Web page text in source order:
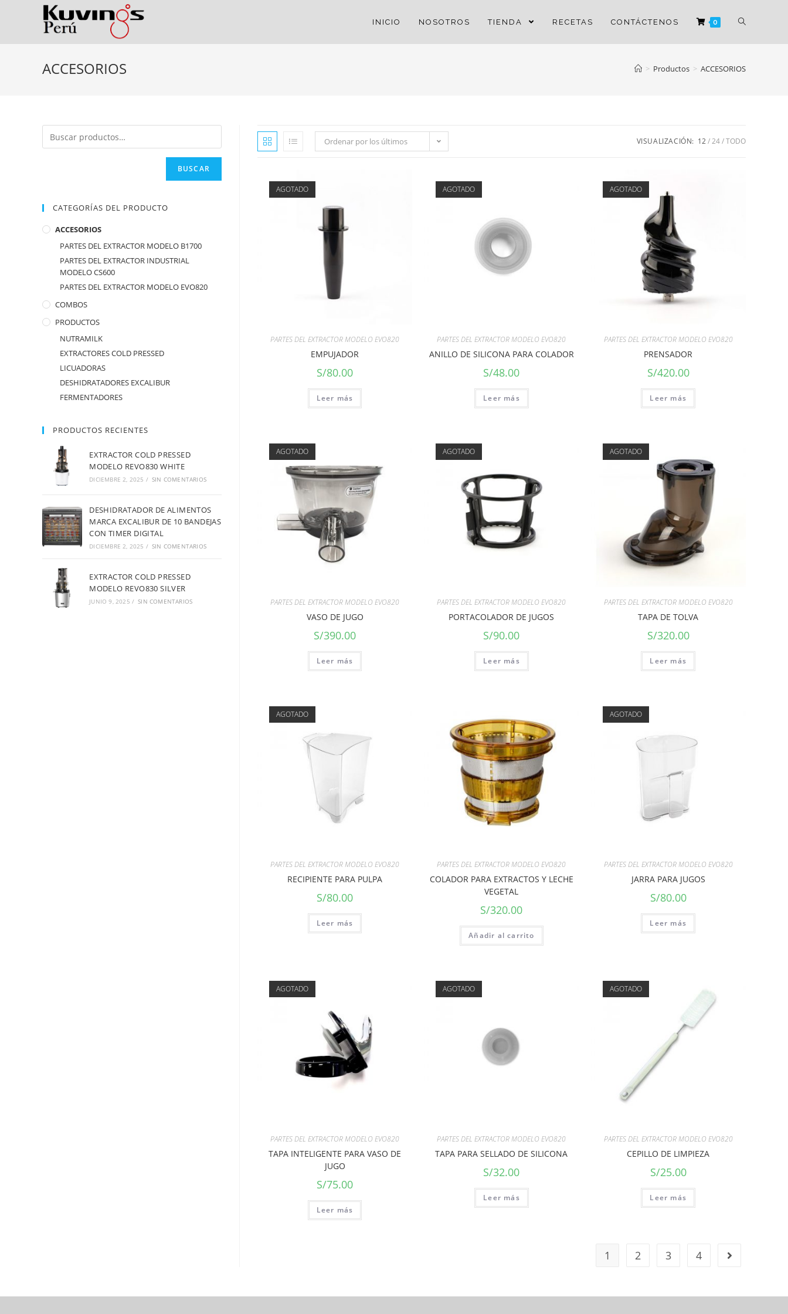
INICIO NOSOTROS TIENDA RECETAS CONTÁCTENOS 0
ACCESORIOS > Productos > ACCESORIOS
Ordenar por los últimos VISUALIZACIÓN: 12 24 TODO
AGOTADO
PARTES DEL EXTRACTOR MODELO EVO820
EMPUJADOR
S/80.00
Leer más
AGOTADO
PARTES DEL EXTRACTOR MODELO EVO820
ANILLO DE SILICONA PARA COLADOR
S/48.00
Leer más
AGOTADO
PARTES DEL EXTRACTOR MODELO EVO820
PRENSADOR
S/420.00
Leer más
AGOTADO
PARTES DEL EXTRACTOR MODELO EVO820
VASO DE JUGO
S/390.00
Leer más
AGOTADO
PARTES DEL EXTRACTOR MODELO EVO820
PORTACOLADOR DE JUGOS
S/90.00
Leer más
AGOTADO
PARTES DEL EXTRACTOR MODELO EVO820
TAPA DE TOLVA
S/320.00
Leer más
AGOTADO
PARTES DEL EXTRACTOR MODELO EVO820
RECIPIENTE PARA PULPA
S/80.00
Leer más
PARTES DEL EXTRACTOR MODELO EVO820
COLADOR PARA EXTRACTOS Y LECHE
VEGETAL
S/320.00
Añadir al carrito
AGOTADO
PARTES DEL EXTRACTOR MODELO EVO820
JARRA PARA JUGOS
S/80.00
Leer más
AGOTADO
PARTES DEL EXTRACTOR MODELO EVO820
TAPA INTELIGENTE PARA VASO DE
JUGO
S/75.00
Leer más
AGOTADO
PARTES DEL EXTRACTOR MODELO EVO820
TAPA PARA SELLADO DE SILICONA
S/32.00
Leer más
AGOTADO
PARTES DEL EXTRACTOR MODELO EVO820
CEPILLO DE LIMPIEZA
S/25.00
Leer más
1 2 3 4
BUSCAR
CATEGORÍAS DEL PRODUCTO
ACCESORIOS
PARTES DEL EXTRACTOR MODELO B1700
PARTES DEL EXTRACTOR INDUSTRIAL
MODELO CS600
PARTES DEL EXTRACTOR MODELO EVO820
COMBOS
PRODUCTOS
NUTRAMILK
EXTRACTORES COLD PRESSED
LICUADORAS
DESHIDRATADORES EXCALIBUR
FERMENTADORES
PRODUCTOS RECIENTES
EXTRACTOR COLD PRESSED
MODELO REVO830 WHITE
DICIEMBRE 2, 2025 / SIN COMENTARIOS
DESHIDRATADOR DE ALIMENTOS
MARCA EXCALIBUR DE 10 BANDEJAS
CON TIMER DIGITAL
DICIEMBRE 2, 2025 / SIN COMENTARIOS
EXTRACTOR COLD PRESSED
MODELO REVO830 SILVER
JUNIO 9, 2025 / SIN COMENTARIOS